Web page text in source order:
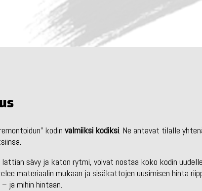
kodin valmiiksi kodiksi. Ne antavat tilalle
sävy ja katon rytmi, voivat nostaa koko kodin
materiaalin mukaan ja sisäkattojen uusimisen hinta
ja mihin hintaan.